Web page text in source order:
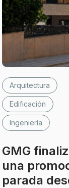
Arquitectura
Edificación
Ingeniería
GMG
una
parada